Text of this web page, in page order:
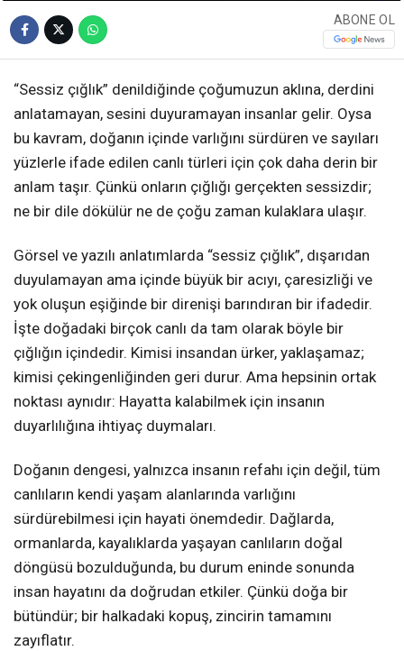
ABONE OL
“Sessiz çığlık” denildiğinde çoğumuzun aklına, derdini
anlatamayan, sesini duyuramayan insanlar gelir. Oysa
bu kavram, doğanın içinde varlığını sürdüren ve sayıları
yüzlerle ifade edilen canlı türleri için çok daha derin bir
anlam taşır. Çünkü onların çığlığı gerçekten sessizdir;
ne bir dile dökülür ne de çoğu zaman kulaklara ulaşır.
Görsel ve yazılı anlatımlarda “sessiz çığlık”, dışarıdan
duyulamayan ama içinde büyük bir acıyı, çaresizliği ve
yok oluşun eşiğinde bir direnişi barındıran bir ifadedir.
İşte doğadaki birçok canlı da tam olarak böyle bir
çığlığın içindedir. Kimisi insandan ürker, yaklaşamaz;
kimisi çekingenliğinden geri durur. Ama hepsinin ortak
noktası aynıdır: Hayatta kalabilmek için insanın
duyarlılığına ihtiyaç duymaları.
Doğanın dengesi, yalnızca insanın refahı için değil, tüm
canlıların kendi yaşam alanlarında varlığını
sürdürebilmesi için hayati önemdedir. Dağlarda,
ormanlarda, kayalıklarda yaşayan canlıların doğal
döngüsü bozulduğunda, bu durum eninde sonunda
insan hayatını da doğrudan etkiler. Çünkü doğa bir
bütündür; bir halkadaki kopuş, zincirin tamamını
zayıflatır.